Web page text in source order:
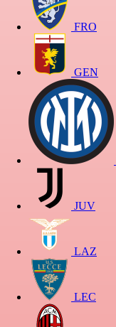
FRO
GEN
JUV
LAZ
LEC